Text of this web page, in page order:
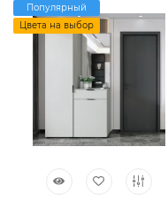
Популярный
Цвета на выбор